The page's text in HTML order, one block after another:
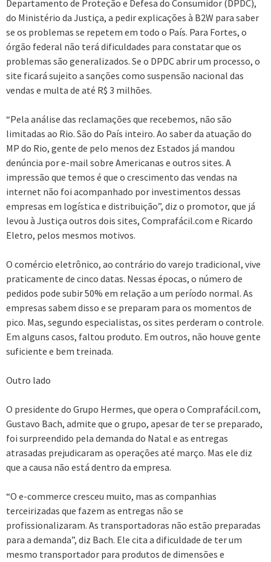
Departamento de Proteção e Defesa do Consumidor (DPDC),
do Ministério da Justiça, a pedir explicações à B2W para saber
se os problemas se repetem em todo o País. Para Fortes, o
órgão federal não terá dificuldades para constatar que os
problemas são generalizados. Se o DPDC abrir um processo, o
site ficará sujeito a sanções como suspensão nacional das
vendas e multa de até R$ 3 milhões.
“Pela análise das reclamações que recebemos, não são
limitadas ao Rio. São do País inteiro. Ao saber da atuação do
MP do Rio, gente de pelo menos dez Estados já mandou
denúncia por e-mail sobre Americanas e outros sites. A
impressão que temos é que o crescimento das vendas na
internet não foi acompanhado por investimentos dessas
empresas em logística e distribuição”, diz o promotor, que já
levou à Justiça outros dois sites, Comprafácil.com e Ricardo
Eletro, pelos mesmos motivos.
O comércio eletrônico, ao contrário do varejo tradicional, vive
praticamente de cinco datas. Nessas épocas, o número de
pedidos pode subir 50% em relação a um período normal. As
empresas sabem disso e se preparam para os momentos de
pico. Mas, segundo especialistas, os sites perderam o controle.
Em alguns casos, faltou produto. Em outros, não houve gente
suficiente e bem treinada.
Outro lado
O presidente do Grupo Hermes, que opera o Comprafácil.com,
Gustavo Bach, admite que o grupo, apesar de ter se preparado,
foi surpreendido pela demanda do Natal e as entregas
atrasadas prejudicaram as operações até março. Mas ele diz
que a causa não está dentro da empresa.
“O e-commerce cresceu muito, mas as companhias
terceirizadas que fazem as entregas não se
profissionalizaram. As transportadoras não estão preparadas
para a demanda”, diz Bach. Ele cita a dificuldade de ter um
mesmo transportador para produtos de dimensões e